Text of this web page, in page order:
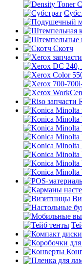
Скотч